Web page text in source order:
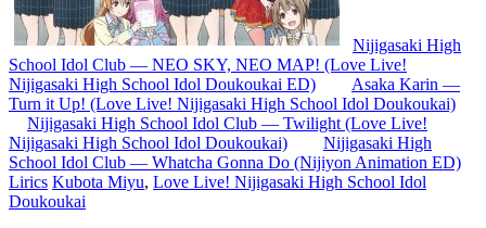
Nijigasaki High
School Idol Club — NEO SKY, NEO MAP! (Love Live!
Nijigasaki High School Idol Doukoukai ED)
Asaka Karin —
Turn it Up! (Love Live! Nijigasaki High School Idol Doukoukai)
Nijigasaki High School Idol Club — Twilight (Love Live!
Nijigasaki High School Idol Doukoukai)
Nijigasaki High
School Idol Club — Whatcha Gonna Do (Nijiyon Animation ED)
Lirics Kubota Miyu, Love Live! Nijigasaki High School Idol
Doukoukai